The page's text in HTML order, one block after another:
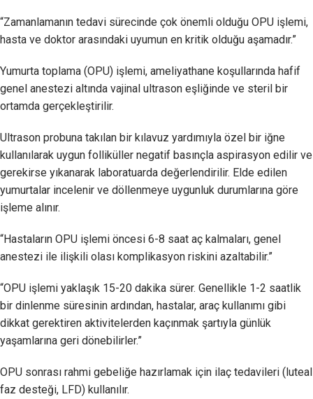
“Zamanlamanın tedavi sürecinde çok önemli olduğu OPU işlemi,
hasta ve doktor arasındaki uyumun en kritik olduğu aşamadır.”
Yumurta toplama (OPU) işlemi, ameliyathane koşullarında hafif
genel anestezi altında vajinal ultrason eşliğinde ve steril bir
ortamda gerçekleştirilir.
Ultrason probuna takılan bir kılavuz yardımıyla özel bir iğne
kullanılarak uygun folliküller negatif basınçla aspirasyon edilir ve
gerekirse yıkanarak laboratuarda değerlendirilir. Elde edilen
yumurtalar incelenir ve döllenmeye uygunluk durumlarına göre
işleme alınır.
“Hastaların OPU işlemi öncesi 6-8 saat aç kalmaları, genel
anestezi ile ilişkili olası komplikasyon riskini azaltabilir.”
“OPU işlemi yaklaşık 15-20 dakika sürer. Genellikle 1-2 saatlik
bir dinlenme süresinin ardından, hastalar, araç kullanımı gibi
dikkat gerektiren aktivitelerden kaçınmak şartıyla günlük
yaşamlarına geri dönebilirler.”
OPU sonrası rahmi gebeliğe hazırlamak için ilaç tedavileri (luteal
faz desteği, LFD) kullanılır.